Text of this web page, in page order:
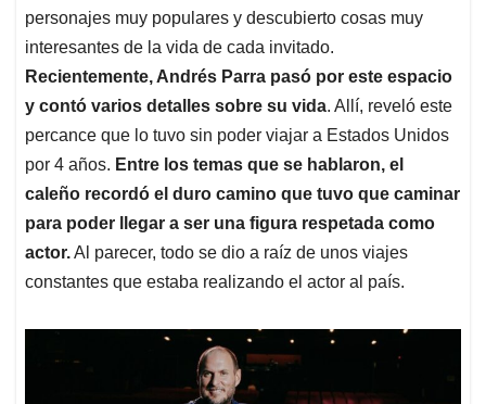
personajes muy populares y descubierto cosas muy
interesantes de la vida de cada invitado.
Recientemente, Andrés Parra pasó por este espacio
y contó varios detalles sobre su vida. Allí, reveló este
percance que lo tuvo sin poder viajar a Estados Unidos
por 4 años. Entre los temas que se hablaron, el
caleño recordó el duro camino que tuvo que caminar
para poder llegar a ser una figura respetada como
actor.Al parecer, todo se dio a raíz de unos viajes
constantes que estaba realizando el actor al país.